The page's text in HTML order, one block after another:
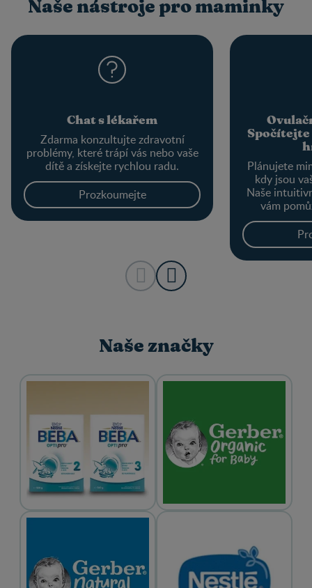
Naše nástroje pro maminky
Chat s lékařem
Zdarma konzultujte zdravotní
problémy, které trápí vás nebo vaše
dítě a získejte rychlou radu.
Prozkoumejte
Spočítejte
Plánujete
kdy jsou
Naše
vám
provést
optimálního
Naše značky